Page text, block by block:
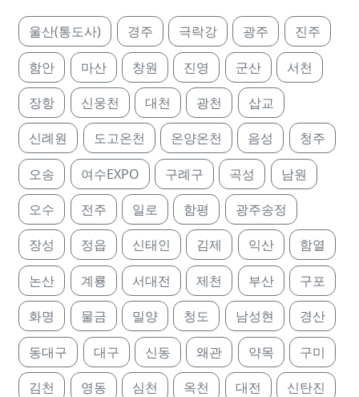
울산(통도사) 경주 극락강 광주 진주
함안 마산 창원 진영 군산 서천
장항 신웅천 대천 광천 삽교
신례원 도고온천 온양온천 음성 청주
오송 여수EXPO 구례구 곡성 남원
오수 전주 일로 함평 광주송정
장성 정읍 신태인 김제 익산 함열
논산 계룡 서대전 제천 부산 구포
화명 물금 밀양 청도 남성현 경산
동대구 대구 신동 왜관 약목 구미
김천 영동 심천 옥천 대전 신탄진